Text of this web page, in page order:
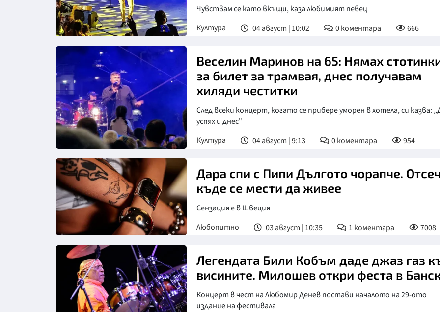
Снимка: БТА
Чувствам се като вкъщи, каза любимият певец
Култура
04 август | 10:02 0коментара 666
Снимка: БТА
Веселин Маринов на 65: Нямах
за билет за трамвая, днес получавам
хиляди честитки
След всеки концерт, когато се прибере уморен в хотела, си казва:
успях и днес"
Култура
04 август | 9:13 0коментара 954
Дара спи с Пипи Дългото чорапче.
къде се мести да живее
Сензация е в Швеция
Любопитно
03 август | 10:35 1 коментара 7008
Легендата Били Кобъм даде джаз газ
висините. Милошев откри феста в
Концерт в чест на Любомир Денев постави началото на 29-ото
издание на фестивала